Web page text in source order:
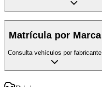
Matrícula por Marca
Consulta vehículos por fabricante